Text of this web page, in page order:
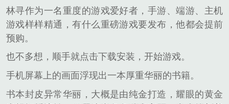
林寻作为一名重度的游戏爱好者，手游、端游、主机
游戏样样精通，有什么重磅游戏要发布，他都会提前
预购。
也不多想，顺手就点击下载安装，开始游戏。
手机屏幕上的画面浮现出一本厚重华丽的书籍。
书本封皮异常华丽，大概是由纯金打造，耀眼的黄金